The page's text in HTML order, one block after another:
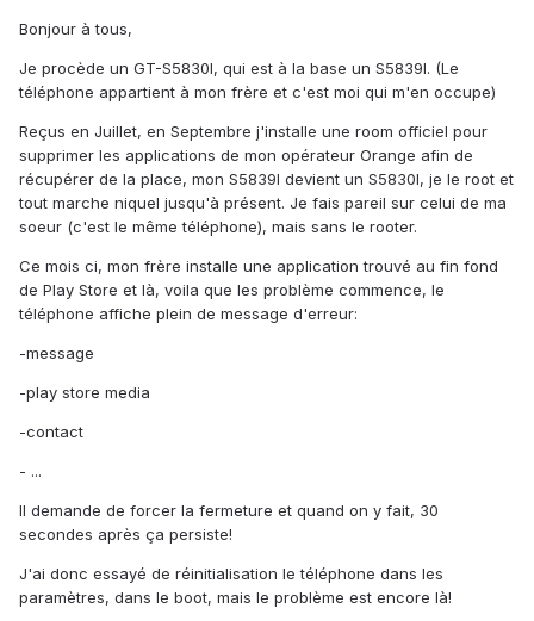
Bonjour à tous,
Je procède un GT-S5830I, qui est à la base un S5839I. (Le
téléphone appartient à mon frère et c'est moi qui m'en occupe)
Reçus en Juillet, en Septembre j'installe une room officiel pour
supprimer les applications de mon opérateur Orange afin de
récupérer de la place, mon S5839I devient un S5830I, je le root et
tout marche niquel jusqu'à présent. Je fais pareil sur celui de ma
soeur (c'est le même téléphone), mais sans le rooter.
Ce mois ci, mon frère installe une application trouvé au fin fond
de Play Store et là, voila que les problème commence, le
téléphone affiche plein de message d'erreur:
-message
-play store media
-contact
- ...
Il demande de forcer la fermeture et quand on y fait, 30
secondes après ça persiste!
J'ai donc essayé de réinitialisation le téléphone dans les
paramètres, dans le boot, mais le problème est encore là!